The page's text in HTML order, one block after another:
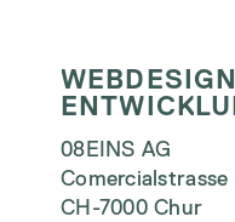
08EINS AG
Comercialstrasse
CH-7000 Chur